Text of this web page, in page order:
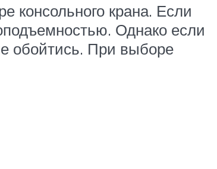
консольного крана. Если
Однако если
обойтись. При выборе